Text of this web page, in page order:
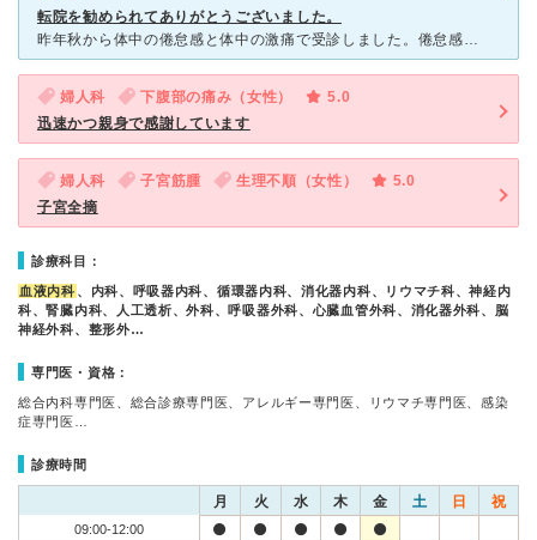
転院を勧められてありがとうございました。
昨年秋から体中の倦怠感と体中の激痛で受診しました。倦怠感は血液のガンと診断されましたが、「痛み」は血液の病気と関係ないと言われました。けれど、痛みを10段階で言えば8〜10の激痛です。主治医に言い続け
婦人科 下腹部の痛み（女性）
5.0
迅速かつ親身で感謝しています
婦人科 子宮筋腫 生理不順（女性）
5.0
子宮全摘
診療科目：
血液内科 、内科、呼吸器内科、循環器内科、消化器内科、リウマチ科、神経内
科、腎臓内科、人工透析、外科、呼吸器外科、心臓血管外科、消化器外科、脳
神経外科、整形外…
専門医・資格：
総合内科専門医、総合診療専門医、アレルギー専門医、リウマチ専門医、感染
症専門医…
診療時間
月 火 水 木 金 土 日 祝
09:00-12:00